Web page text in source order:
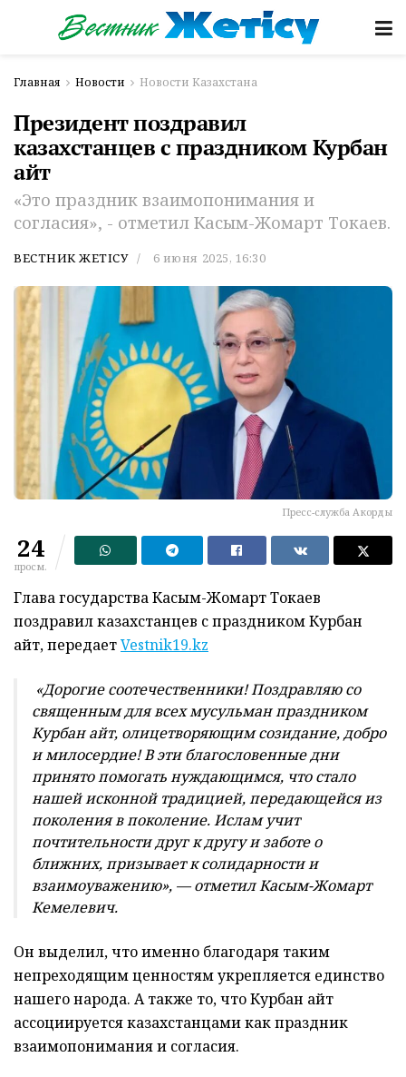
Главная Новости Новости Казахстана
Президент поздравил
казахстанцев с праздником Курбан
айт
«Это праздник взаимопонимания и
согласия», - отметил Касым-Жомарт Токаев.
ВЕСТНИК ЖЕТІСУ 6 июня 2025, 16:30
Пресс-служба Акорды
24
просм.
Глава государства Касым-Жомарт Токаев
поздравил казахстанцев с праздником Курбан
айт, передаетVestnik19.kz
«Дорогие соотечественники!Поздравляю со
священным для всех мусульман праздником
Курбан айт, олицетворяющим созидание, добро
и милосердие! В эти благословенные дни
принято помогать нуждающимся, что стало
нашей исконной традицией, передающейся из
поколения в поколение. Ислам учит
почтительности друг к другу и заботе о
ближних, призывает к солидарности и
взаимоуважению», — отметил Касым-Жомарт
Кемелевич.
Он выделил, что именно благодаря таким
непреходящим ценностям укрепляется единство
нашего народа. А также то, что Курбан айт
ассоциируется казахстанцами как праздник
взаимопонимания и согласия.